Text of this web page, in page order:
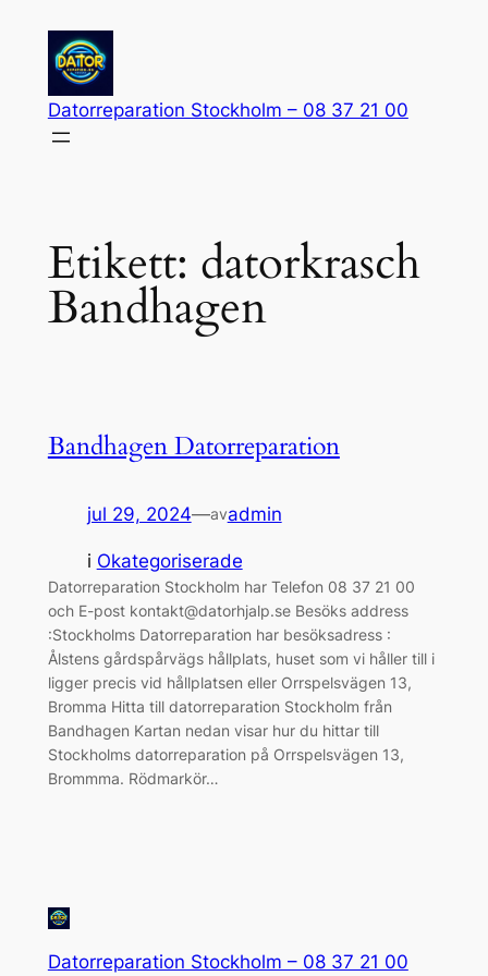
innehåll
Datorreparation Stockholm – 08 37 21 00
Etikett: datorkrasch
Bandhagen
Bandhagen Datorreparation
jul 29, 2024—avadmin
i Okategoriserade
Datorreparation Stockholm har Telefon 08 37 21 00
och E-post kontakt@datorhjalp.se Besöks address
:Stockholms Datorreparation har besöksadress :
Ålstens gårdspårvägs hållplats, huset som vi håller till i
ligger precis vid hållplatsen eller Orrspelsvägen 13,
Bromma Hitta till datorreparation Stockholm från
Bandhagen Kartan nedan visar hur du hittar till
Stockholms datorreparation på Orrspelsvägen 13,
Brommma. Rödmarkör…
Datorreparation Stockholm – 08 37 21 00